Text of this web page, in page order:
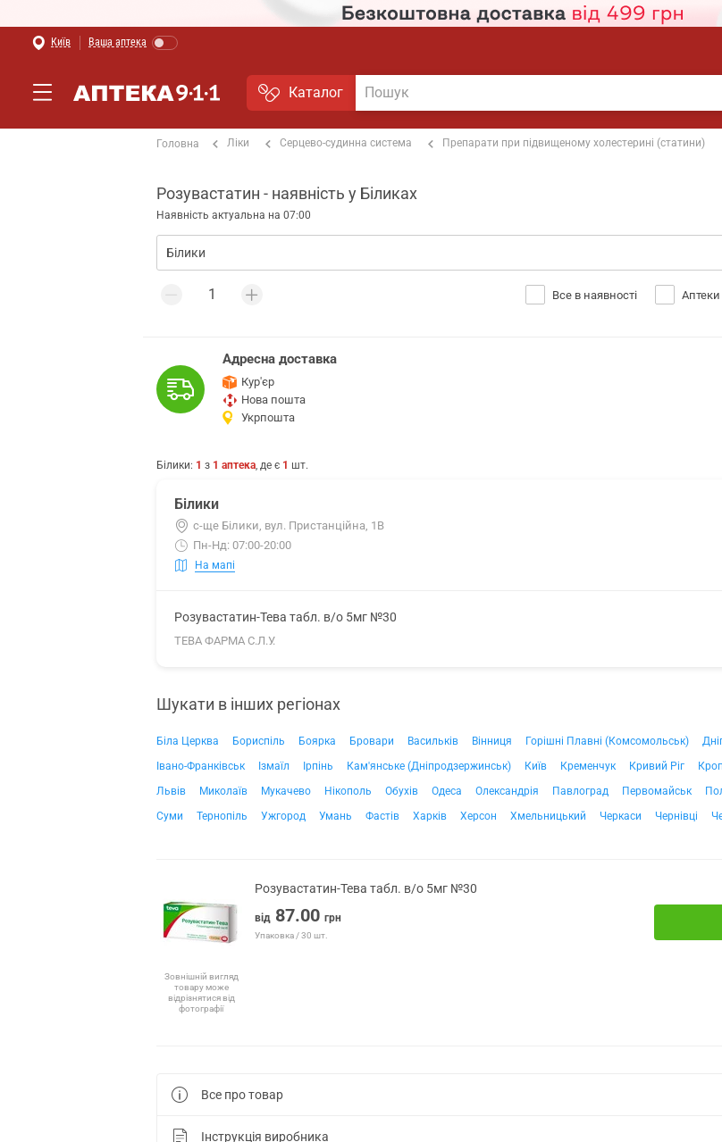
Київ Ваша аптека
Каталог
Головна Ліки Серцево-судинна система Препарати при підвищеному холестерині (статини)
Розувастатин - наявність у Біликах
Наявність актуальна на 07:00
Все в наявності
Адресна доставка
Кур'єр
Нова пошта
Укрпошта
Білики: 1 з 1 аптека, де є 1 шт.
Білики
с-ще Білики, вул. Пристанційна, 1В
Пн-Нд: 07:00-20:00
На мапі
Розувастатин-Тева табл. в/о 5мг №30
ТЕВА ФАРМА С.Л.У.
Шукати в інших регіонах
Біла Церква Бориспіль Боярка Бровари Васильків Вінниця Горішні Плавні (Комсомольськ)
Івано-Франківськ
Ізмаїл Ірпінь Кам'янське (Дніпродзержинськ) Київ Кременчук Кривий Ріг
Львів
Миколаїв Мукачево Нікополь Обухів Одеса Олександрія Павлоград Первомайськ
Суми
Тернопіль Ужгород Умань Фастів Харків Херсон Хмельницький Черкаси Чернівці
Зовнішній вигляд
товару може
відрізнятися від
фотографії
Розувастатин-Тева табл. в/о 5мг №30
від 87.00 грн
Упаковка / 30 шт.
Все про товар
Інструкція виробника